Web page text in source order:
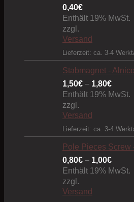
0,40€
Enthält 19% MwSt.
zzgl.
Versand
Lieferzeit: ca. 3-4
Stabmagnet -
1,50€ – 1,80€
1,50€
Enthält 19% MwSt.
zzgl.
Versand
Lieferzeit: ca. 3-4
Pole Pieces Screw
0,80€ – 1,00€
0,80€
Enthält 19% MwSt.
zzgl.
Versand